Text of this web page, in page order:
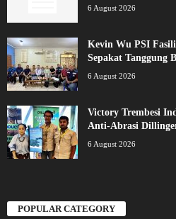
6 August 2026
Kevin Wu PSI
Sepakat Tanggung
6 August 2026
Victory Trembesi
Anti-Abrasi
6 August 2026
POPULAR CATEGORY